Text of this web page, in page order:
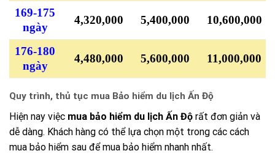
169-175
ngày
4,320,000 5,400,000 10,600,000
176-180
ngày
4,480,000 5,600,000 11,000,000
Quy trình, thủ tục mua Bảo hiểm du lịch Ấn Độ
Hiện nay việc mua bảo hiểm du lịch Ấn Độ rất đơn giản và
dễ dàng. Khách hàng có thể lựa chọn một trong các cách
mua bảo hiểm sau để mua bảo hiểm nhanh nhất.